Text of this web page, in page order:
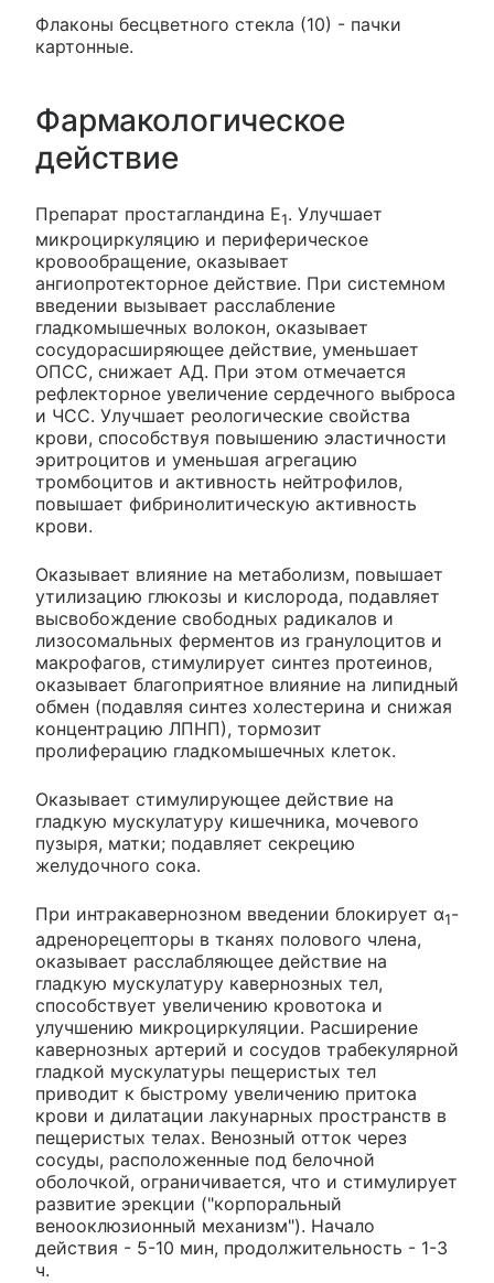
Флаконы бесцветного стекла (10) - пачки
картонные.
Фармакологическое
действие
Препарат простагландина E1. Улучшает
микроциркуляцию и периферическое
кровообращение, оказывает
ангиопротекторное действие. При системном
введении вызывает расслабление
гладкомышечных волокон, оказывает
сосудорасширяющее действие, уменьшает
ОПСС, снижает АД. При этом отмечается
рефлекторное увеличение сердечного выброса
и ЧСС. Улучшает реологические свойства
крови, способствуя повышению эластичности
эритроцитов и уменьшая агрегацию
тромбоцитов и активность нейтрофилов,
повышает фибринолитическую активность
крови.
Оказывает влияние на метаболизм, повышает
утилизацию глюкозы и кислорода, подавляет
высвобождение свободных радикалов и
лизосомальных ферментов из гранулоцитов и
макрофагов, стимулирует синтез протеинов,
оказывает благоприятное влияние на липидный
обмен (подавляя синтез холестерина и снижая
концентрацию ЛПНП), тормозит
пролиферацию гладкомышечных клеток.
Оказывает стимулирующее действие на
гладкую мускулатуру кишечника, мочевого
пузыря, матки; подавляет секрецию
желудочного сока.
При интракавернозном введении блокирует α1-
адренорецепторы в тканях полового члена,
оказывает расслабляющее действие на
гладкую мускулатуру кавернозных тел,
способствует увеличению кровотока и
улучшению микроциркуляции. Расширение
кавернозных артерий и сосудов трабекулярной
гладкой мускулатуры пещеристых тел
приводит к быстрому увеличению притока
крови и дилатации лакунарных пространств в
пещеристых телах. Венозный отток через
сосуды, расположенные под белочной
оболочкой, ограничивается, что и стимулирует
развитие эрекции ("корпоральный
венооклюзионный механизм"). Начало
действия - 5-10 мин, продолжительность - 1-3
ч.